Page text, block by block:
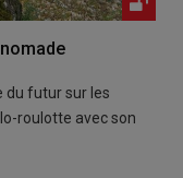
du futur sur les
roulotte avec son